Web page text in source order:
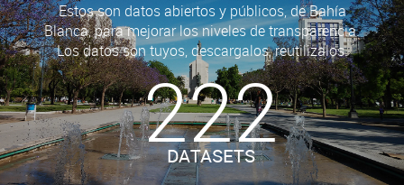
Estos son datos abiertos y públicos, de Bahía
Blanca, para mejorar los niveles de transparencia.
Los datos son tuyos, descargalos, reutilizalos.
222
DATASETS